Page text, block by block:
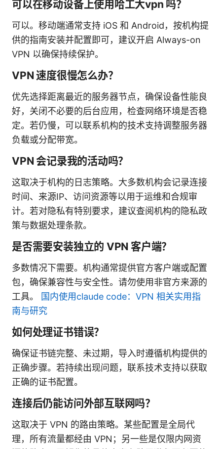
可以在移动设备上使用哈工大vpn 吗？
可以。移动端通常支持 iOS 和 Android，按机构提
供的指南安装并配置即可，建议开启 Always-on
VPN 以确保持续保护。
VPN 速度很慢怎么办？
优先选择距离最近的服务器节点，确保设备性能良
好，关闭不必要的后台应用，检查网络环境是否稳
定。若仍慢，可以联系机构的技术支持调整服务器
负载或分配带宽。
VPN 会记录我的活动吗？
这取决于机构的日志策略。大多数机构会记录连接
时间、来源IP、访问资源等以用于运维和合规审
计。若对隐私有特别要求，建议查阅机构的隐私政
策与数据处理条款。
是否需要安装独立的 VPN 客户端？
多数情况下需要。机构通常提供官方客户端或配置
包，确保兼容性与安全性。请勿使用非官方来源的
工具。
国内使用claude code：VPN 相关实用指
南与研究
如何处理证书错误？
确保证书链完整、未过期，导入时遵循机构提供的
正确步骤。若持续出现问题，联系技术支持以获取
正确的证书配置。
连接后仍能访问外部互联网吗？
这取决于 VPN 的路由策略。某些配置是全局代
理，所有流量都经由 VPN；另一些是仅限内网资